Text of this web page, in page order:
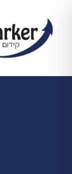
content